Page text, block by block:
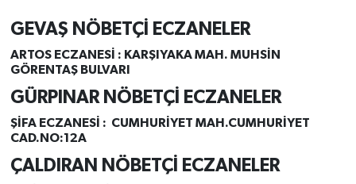
GEVAŞ NÖBETÇİ ECZANELER
ARTOS ECZANESİ : KARŞIYAKA MAH. MUHSİN
GÖRENTAŞ BULVARI
GÜRPINAR NÖBETÇİ ECZANELER
ŞİFA ECZANESİ : CUMHURİYET MAH.CUMHURİYET
CAD.NO:12A
ÇALDIRAN NÖBETÇİ ECZANELER